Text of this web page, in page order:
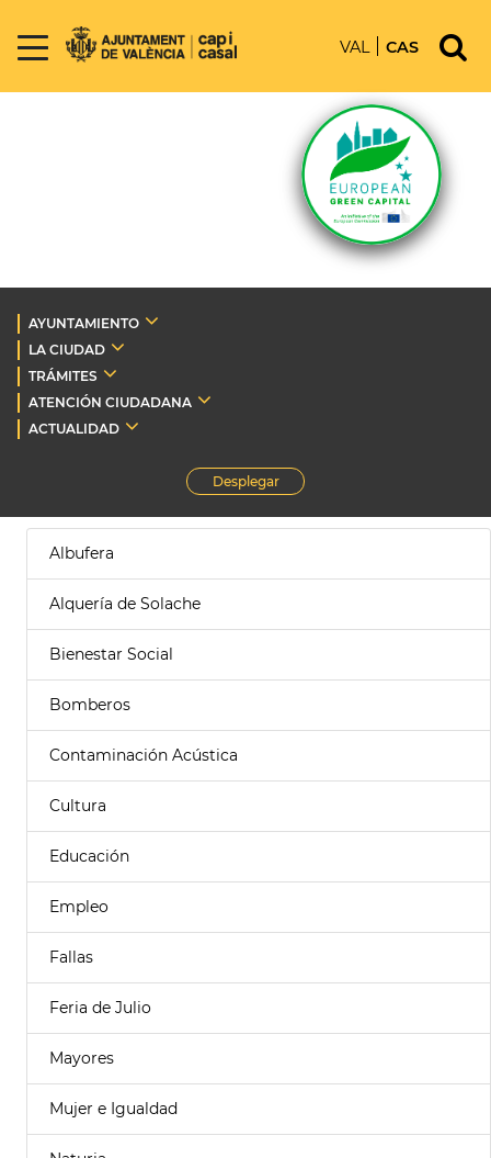
VAL CAS
AYUNTAMIENTO
LA CIUDAD
TRÁMITES
ATENCIÓN CIUDADANA
ACTUALIDAD
Desplegar
Albufera
Alquería de Solache
Bienestar Social
Bomberos
Contaminación Acústica
Cultura
Educación
Empleo
Fallas
Feria de Julio
Mayores
Mujer e Igualdad